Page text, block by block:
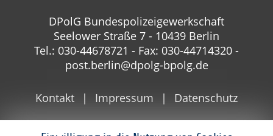
DPolG Bundespolizeigewerkschaft
Seelower Straße 7 - 10439 Berlin
Tel.: 030-44678721 - Fax: 030-44714320 -
post.berlin@dpolg-bpolg.de
Kontakt Impressum Datenschutz